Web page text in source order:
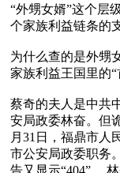
“外甥女婿”这个层
个家族利益链条的
为什么查的是外甥
家族利益王国里的“
蔡奇的夫人是中共
安局政委林奋。但
月31日，福鼎市人
市公安局政委职务
告又显示“404”。